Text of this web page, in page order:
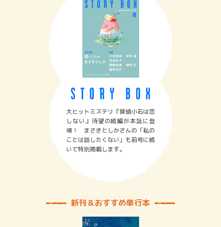
大ヒットミステリ『探偵小石は恋
しない』待望の続編が本誌に登
場！ まさきとしかさんの「私の
ことは話したくない」も前号に続
いて特別掲載します。
新刊＆おすすめ単行本